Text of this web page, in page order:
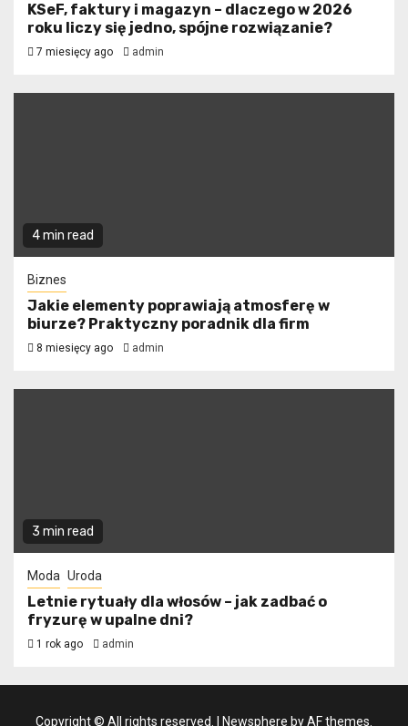
KSeF, faktury i magazyn – dlaczego w 2026
roku liczy się jedno, spójne rozwiązanie?
7 miesięcy ago admin
4 min read
Biznes
Jakie elementy poprawiają atmosferę w
biurze? Praktyczny poradnik dla firm
8 miesięcy ago admin
3 min read
Moda Uroda
Letnie rytuały dla włosów – jak zadbać o
fryzurę w upalne dni?
1 rok ago admin
Copyright © All rights reserved. Newsphere by AF themes.